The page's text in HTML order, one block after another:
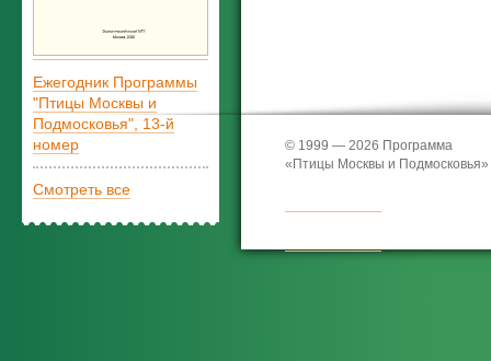
Ежегодник Программы
"Птицы Москвы и
Подмосковья", 13-й
номер
Смотреть все
© 1999 — 2026 Программа
«Птицы Москвы и Подмосковья»